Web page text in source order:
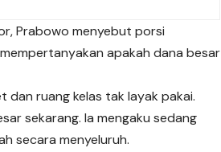
Prabowo menyebut porsi
apakah dana besar
ruang kelas tak layak pakai.
sekarang. Ia mengaku sedang
secara menyeluruh.